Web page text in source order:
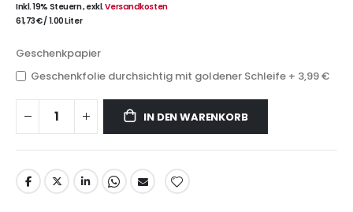
Inkl. 19% Steuern,exkl.Versandkosten
61,73 €/1.00 Liter
Geschenkpapier
Geschenkfolie durchsichtig mit goldener Schleife + 3,99 €
IN DEN WARENKORB